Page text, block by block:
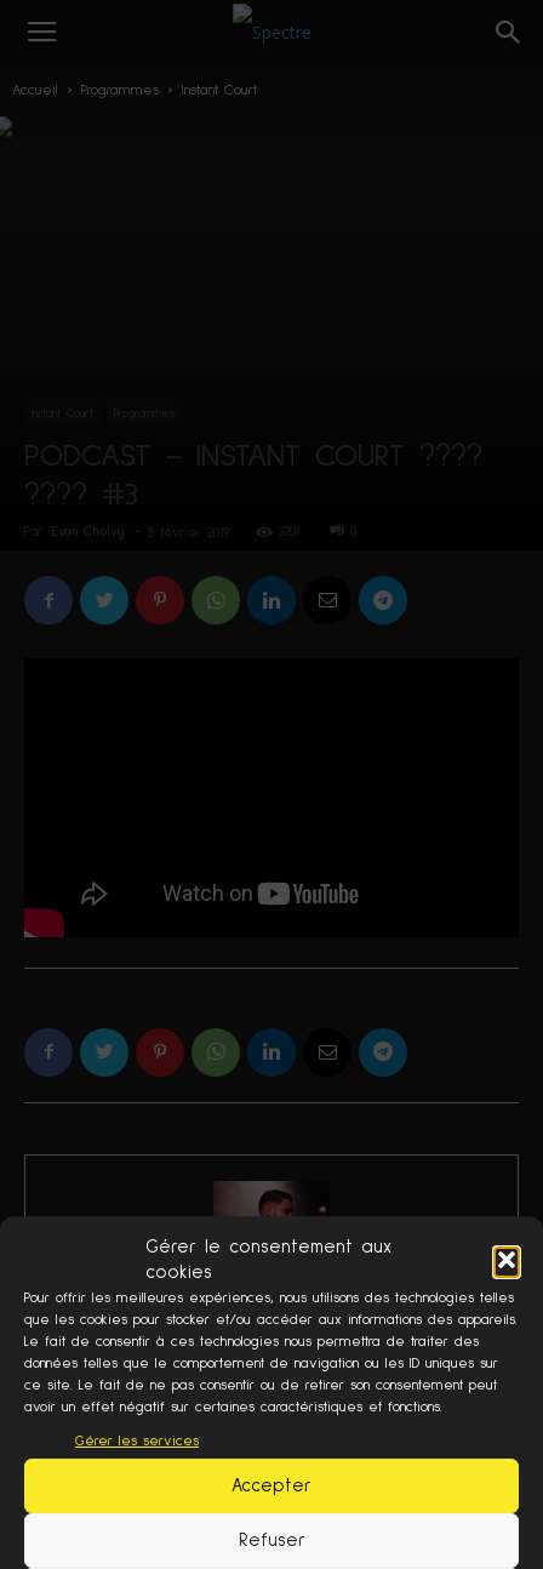
Gérer le consentement aux
cookies
Pour offrir les meilleures expériences, nous utilisons des technologies telles
que les cookies pour stocker et/ou accéder aux informations des appareils.
Le fait de consentir à ces technologies nous permettra de traiter des
données telles que le comportement de navigation ou les ID uniques sur
ce site. Le fait de ne pas consentir ou de retirer son consentement peut
avoir un effet négatif sur certaines caractéristiques et fonctions.
Gérer les services
Accepter
Refuser
Accueil Programmes Instant Court
PODCAST – INSTANT COURT ????
???? #3
Evan Cholvy 8 février 2019 3201
EVAN CHOLVY
Président de Phénomène | Chroniqueur de Désintox, Instant Court et
Jazz Club sur Spectre